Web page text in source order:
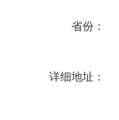
省份：
详细地址：